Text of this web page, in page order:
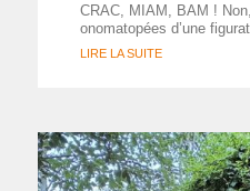
CRAC, MIAM, BAM !
onomatopées d’une
LIRE LA SUITE